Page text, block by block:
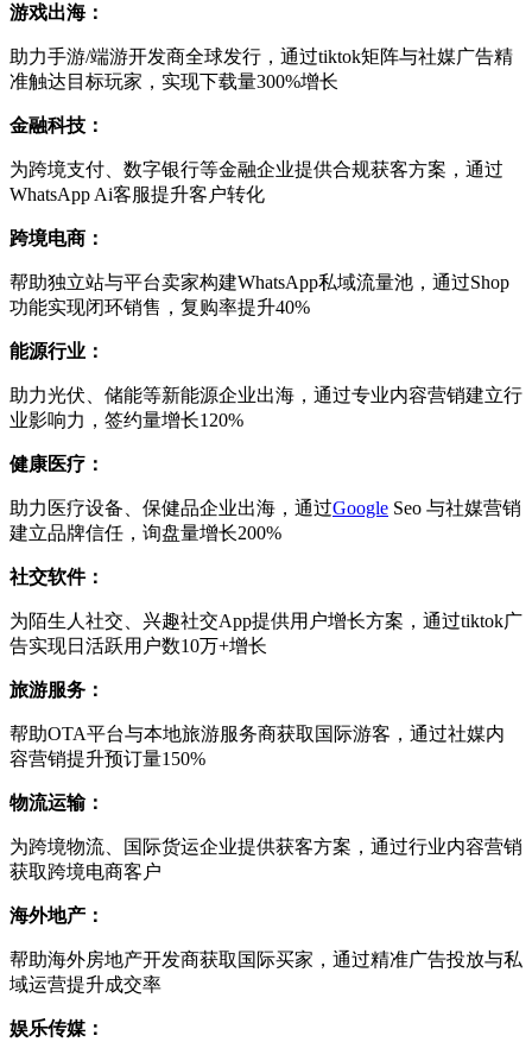
游戏出海：
助力手游/端游开发商全球发行，通过tiktok矩阵与社媒广告精
准触达目标玩家，实现下载量300%增长
金融科技：
为跨境支付、数字银行等金融企业提供合规获客方案，通过
WhatsApp Ai客服提升客户转化
跨境电商：
帮助独立站与平台卖家构建WhatsApp私域流量池，通过Shop
功能实现闭环销售，复购率提升40%
能源行业：
助力光伏、储能等新能源企业出海，通过专业内容营销建立行
业影响力，签约量增长120%
健康医疗：
助力医疗设备、保健品企业出海，通过Google Seo 与社媒营销
建立品牌信任，询盘量增长200%
社交软件：
为陌生人社交、兴趣社交App提供用户增长方案，通过tiktok广
告实现日活跃用户数10万+增长
旅游服务：
帮助OTA平台与本地旅游服务商获取国际游客，通过社媒内
容营销提升预订量150%
物流运输：
为跨境物流、国际货运企业提供获客方案，通过行业内容营销
获取跨境电商客户
海外地产：
帮助海外房地产开发商获取国际买家，通过精准广告投放与私
域运营提升成交率
娱乐传媒：